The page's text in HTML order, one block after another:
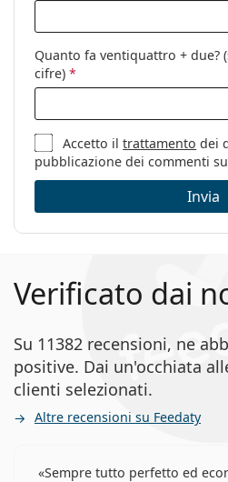
Quanto fa ventiquattro + due?
cifre) *
Accetto iltrattamento dei
pubblicazione dei commenti
Invia
Verificato dai
Su 11382 recensioni, ne
positive. Dai un'occhiata
clienti selezionati.
Altre recensioni su Feedaty
Sempre tutto perfetto ed